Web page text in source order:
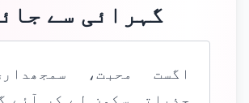
گہرائی سے
اگست محبت،
جذباتی سکون لے کر آئے